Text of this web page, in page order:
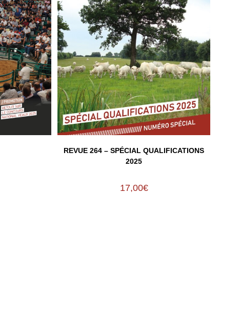
REVUE 264 – SPÉCIAL QUALIFICATIONS
2025
17,00€